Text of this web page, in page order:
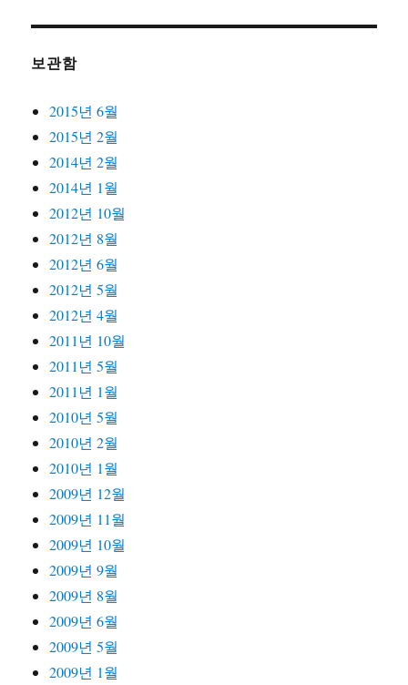
보관함
2015년 6월
2015년 2월
2014년 2월
2014년 1월
2012년 10월
2012년 8월
2012년 6월
2012년 5월
2012년 4월
2011년 10월
2011년 5월
2011년 1월
2010년 5월
2010년 2월
2010년 1월
2009년 12월
2009년 11월
2009년 10월
2009년 9월
2009년 8월
2009년 6월
2009년 5월
2009년 1월